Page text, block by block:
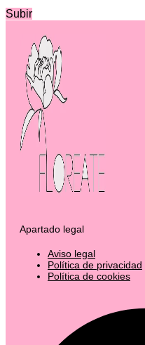
Subir
Apartado legal
Aviso legal
Política de privacidad
Política de cookies